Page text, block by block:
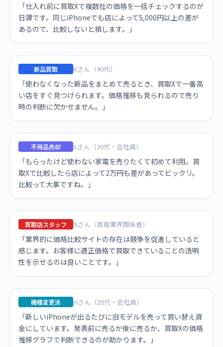
「仕入れ前に買取Xで複数社の価格を一括チェックするのが
日課です。同じiPhoneでも店によって5,000円以上の差が
あるので、比較しないと損します。」
新品買取 Kさん（40代）
「使わなくなった新品をまとめて売るとき、買取Xで一番高
い店をすぐ見つけられます。価格推移も見られるので売り
時の判断に欠かせません。」
不用品売却 Sさん（30代・会社員）
「もらったけど使わない家電を売りたくて初めて利用。買
取Xで比較したら店によって2万円も差があってビックリ。
比較って大事ですね。」
買取店スタッフ Nさん（買取業界関係者）
「業界的に価格比較サイトの存在は競争を促進していると
感じます。お客様に適正価格で買取できていることの透明
性を示せるのは良いことです。」
機種変更派 Hさん（20代・会社員）
「新しいiPhoneが出るたびに旧モデルを売って買い替え資
金にしています。発表前に売るか後に売るか、買取Xの価格
推移グラフで判断できるのが助かります。」